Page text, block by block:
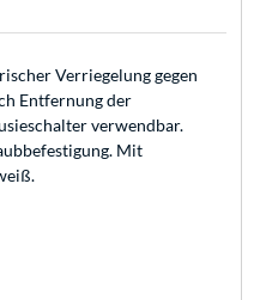
Verriegelung gegen
Entfernung der
verwendbar.
Mit